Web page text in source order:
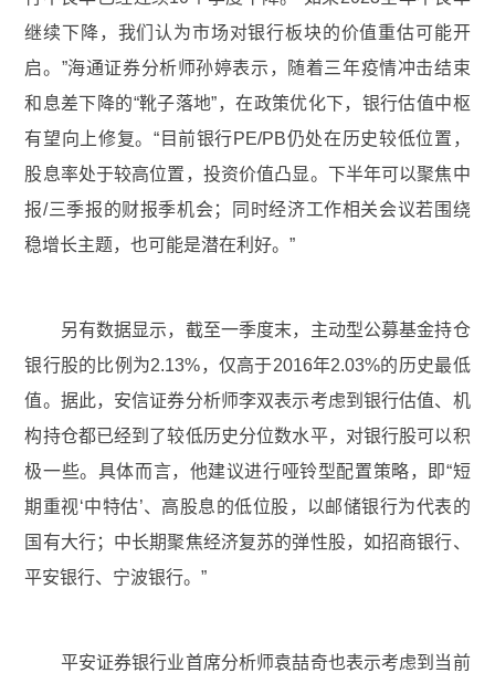
继续下降，我们认为市场对银行板块的价值重估可能开
启。”海通证券分析师孙婷表示，随着三年疫情冲击结束
和息差下降的“靴子落地”，在政策优化下，银行估值中枢
有望向上修复。“目前银行PE/PB仍处在历史较低位置，
股息率处于较高位置，投资价值凸显。下半年可以聚焦中
报/三季报的财报季机会；同时经济工作相关会议若围绕
稳增长主题，也可能是潜在利好。”
另有数据显示，截至一季度末，主动型公募基金持仓
银行股的比例为2.13%，仅高于2016年2.03%的历史最低
值。据此，安信证券分析师李双表示考虑到银行估值、机
构持仓都已经到了较低历史分位数水平，对银行股可以积
极一些。具体而言，他建议进行哑铃型配置策略，即“短
期重视‘中特估’、高股息的低位股，以邮储银行为代表的
国有大行；中长期聚焦经济复苏的弹性股，如招商银行、
平安银行、宁波银行。”
平安证券银行业首席分析师袁喆奇也表示考虑到当前